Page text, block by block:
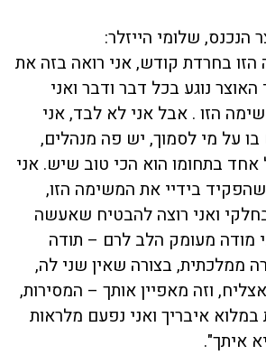
שלומי הייזלר:
הזו בחרדת קודש, אני רואה בזה את
נוגע בכל דבר ודבר ואני
הזו . אבל אני לא לבד, אני
על מי לסמוך, יש פה מנהלים,
בתחומו הוא הכי טוב שיש. אני
בידיי את המשימה הזו,
ואני רוצה להבטיח שאעשה
מודה מעומק הלב לרם – תודה
ממלכתית, בצורה שאין שני לה,
וזה מאפיין אותך – המסירות,
במלוא איבריך ואני נפעם מלראות
איתך".